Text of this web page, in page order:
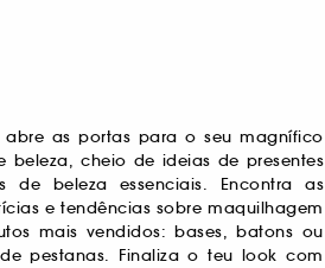
abre as portas para o seu magnífico
beleza, cheio de ideias de presentes
de beleza essenciais. Encontra as
e tendências sobre maquilhagem
mais vendidos: bases, batons ou
pestanas. Finaliza o teu look com
a tua fragrância feminina
mima os homens da tua vida com um
exclusivo. Depois de um
uma pausa. Cuida bem do
e cabelo! Mantém uma rotina de
com nossas marcas
radiante. Obtém o cabelo dos
com cuidados reparadores,
a todas as tuas necessidades. À
presente perfeito? Inspira-te com o
Board e a comunidade de Beleza